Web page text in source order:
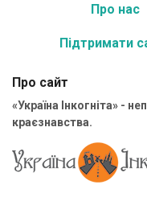
Про нас
Підтримати
Про сайт
«Україна Інкогніта» -
краєзнавства.